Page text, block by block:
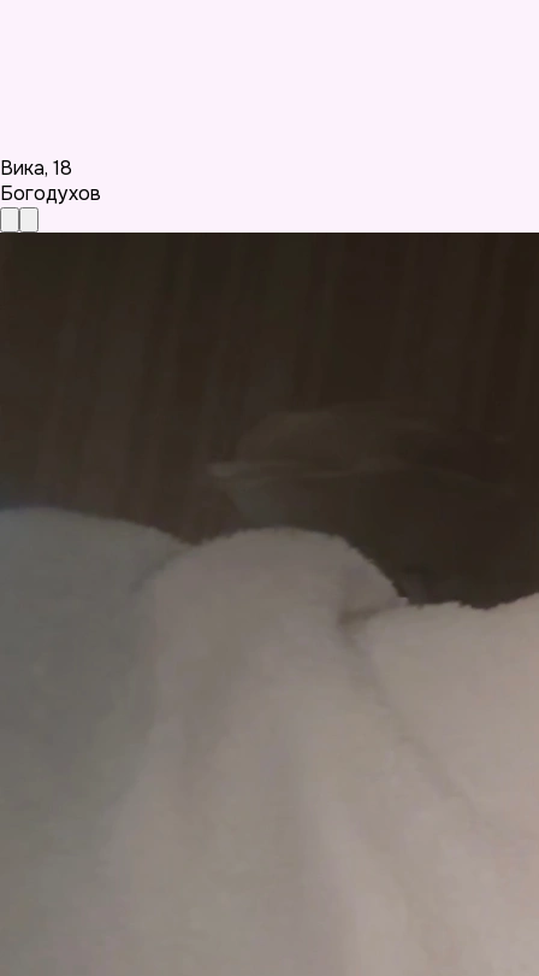
Вика, 18
Богодухов